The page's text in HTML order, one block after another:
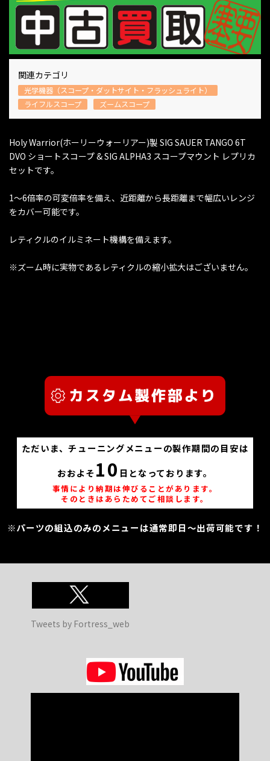
関連カテゴリ
光学機器（スコープ・ダットサイト・フラッシュライト）
ライフルスコープ
ズームスコープ
Holy Warrior(ホーリーウォーリアー)製 SIG SAUER TANGO 6T
DVO ショートスコープ & SIG ALPHA3 スコープマウント レプリカ
セットです。
1～6倍率の可変倍率を備え、近距離から長距離まで幅広いレンジ
をカバー可能です。
レティクルのイルミネート機構を備えます。
※ズーム時に実物であるレティクルの縮小拡大はございません。
ただいま、チューニングメニューの製作期間の目安は
おおよそ 10 日となっております。
事情により納期は伸びることがあります。
そのときはあらためてご相談します。
※パーツの組込のみのメニューは通常即日～出荷可能です！
Tweets by Fortress_web